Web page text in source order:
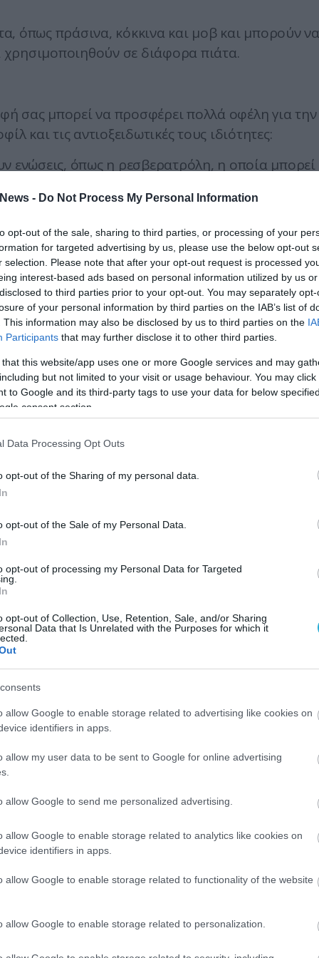
- Do Not Process My Personal Information
opt-out of the sale, sharing to third parties, or processing of your
for targeted advertising by us, please use the below opt-out
selection. Please note that after your opt-out request is processed
interest-based ads based on personal information utilized by us
to third parties prior to your opt-out. You may separately
of your personal information by third parties on the IAB’s list of
This information may also be disclosed by us to third parties on the
Participants that may further disclose it to other third parties.
that this website/app uses one or more Google services and may
but not limited to your visit or usage behaviour. You may
to Google and its third-party tags to use your data for below
consent section.
Data Processing Opt Outs
opt-out of the Sharing of my personal data.
opt-out of the Sale of my Personal Data.
opt-out of processing my Personal Data for Targeted
opt-out of Collection, Use, Retention, Sale, and/or Sharing
Data that Is Unrelated with the Purposes for which it
allow Google to enable storage related to advertising like cookies on
identifiers in apps.
allow my user data to be sent to Google for online advertising
allow Google to send me personalized advertising.
allow Google to enable storage related to analytics like cookies on
identifiers in apps.
allow Google to enable storage related to functionality of the website
allow Google to enable storage related to personalization.
όπως πράσινα, κόκκινα και μοβ και μπορούν να
σε διάφορα πιάτα.
σας μπορεί να προσφέρει πολλά οφέλη για την
και τις αντιοξειδωτικές τους ιδιότητες:
ενώσεις, όπως η ρεσβερατρόλη, η οποία μπορεί
τη φλεγμονή και την αρτηριακή πίεση. Οι
επίσης, την καρδιαγγειακή
στα σταφύλια, συμπεριλαμβανομένων
στην καταπολέμηση της φλεγμονής, η
η αρθρίτιδα και οι καρδιακές παθήσεις.
υποδεικνύουν ότι οι πολυφαινόλες στα
ιδιαίτερα στη, μείωση του κινδύνου ορισμένων
και του παχέος εντέρου.
καλή πηγή βιταμίνης C και αντιοξειδωτικών,
την υγεία των ματιών και μπορεί να
κηλίδας, που σχετίζεται με την ηλικία.
σε φυτικές ίνες συμβάλλει στην προώθηση
του εντέρου, μειώνοντας τον κίνδυνο
σταφύλια μπορούν να προστατεύσουν το
ακτίνες (UV) και την ατμοσφαιρική
και προάγοντας μια υγιή επιδερμίδα.
γεμάτα με απαραίτητα θρεπτικά συστατικά,
λεπτομερής ματιά στο διατροφικό τους
150 γραμμάρια) περιέχει περίπου 104 θερμίδες.
μπορεί να συμπεριληφθεί εύκολα στις
περίπου 27 γραμμάρια υδατανθράκων,
και φρουκτόζη.
1,4 γραμμάρια διαιτητικών ινών ανά
διατήρηση ενός υγιούς εντέρου.
πλούσια σε βιταμίνες C και K, παρέχοντας το
ανά φλιτζάνι, αντίστοιχα. Περιέχουν
καλίου και μαγγανίου.
σε αντιοξειδωτικά, όπως
τα οποία είναι ευεργετικά για την
στρες και τις φλεγμονές.